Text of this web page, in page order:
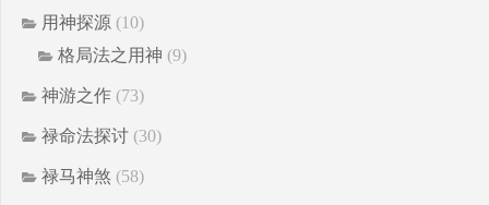
用神探源 (10)
格局法之用神 (9)
神游之作 (73)
禄命法探讨 (30)
禄马神煞 (58)